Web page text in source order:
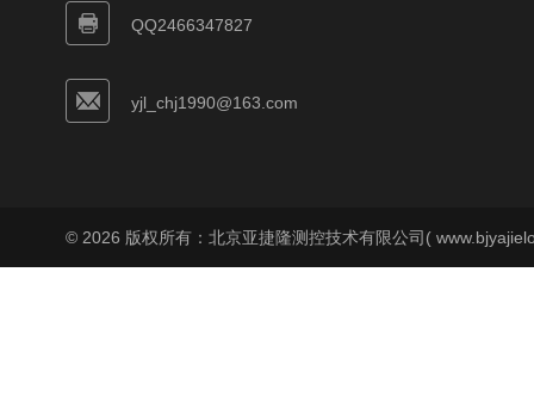
QQ2466347827
yjl_chj1990@163.com
© 2026 版权所有：北京亚捷隆测控技术有限公司(